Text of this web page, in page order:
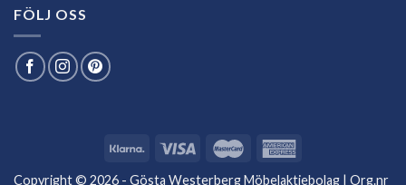
FÖLJ OSS
Copyright © 2026 - Gösta Westerberg Möbelaktiebolag | Org.nr